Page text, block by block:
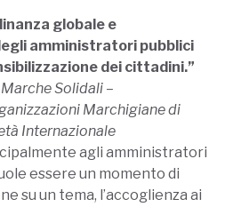
globale e
amministratori pubblici
dei cittadini.”
Solidali –
Marchigiane di
Internazionale
agli amministratori
essere un momento di
su un tema, l’accoglienza ai